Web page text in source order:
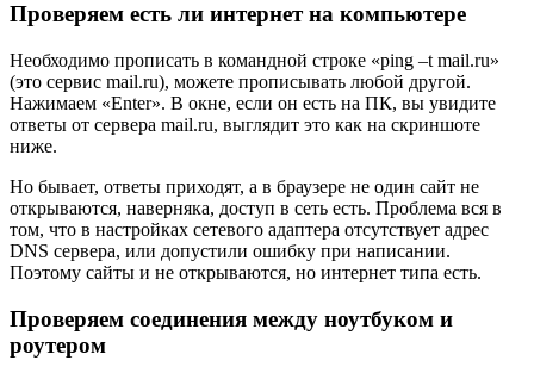
Проверяем есть ли интернет на компьютере
Необходимо прописать в командной строке «ping –t mail.ru»
(это сервис mail.ru), можете прописывать любой другой.
Нажимаем «Enter». В окне, если он есть на ПК, вы увидите
ответы от сервера mail.ru, выглядит это как на скриншоте
ниже.
Но бывает, ответы приходят, а в браузере не один сайт не
открываются, наверняка, доступ в сеть есть. Проблема вся в
том, что в настройках сетевого адаптера отсутствует адрес
DNS сервера, или допустили ошибку при написании.
Поэтому сайты и не открываются, но интернет типа есть.
Проверяем соединения между ноутбуком и
роутером